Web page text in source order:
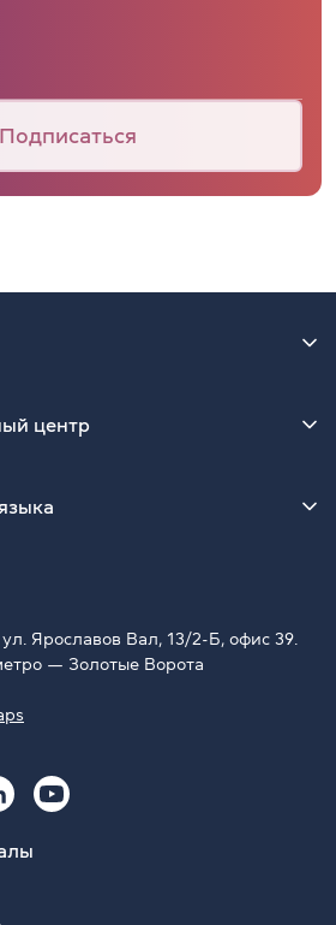
Подписаться
центр
Ярославов Вал, 13/2-Б, офис 39.
— Золотые Ворота